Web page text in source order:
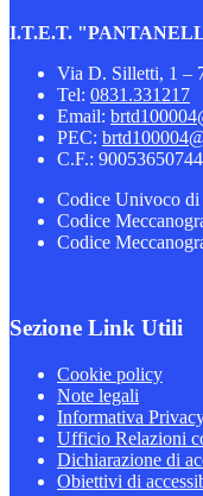
I.T.E.T.
Via D. Silletti, 1 –
Tel: 0831.331217
Email:
PEC:
C.F.: 90053650744
Codice Univoco
Codice
Codice
Sezione Link Utili
Cookie policy
Note legali
Informativa
Ufficio Relazioni
Dichiarazione di
Obiettivi di